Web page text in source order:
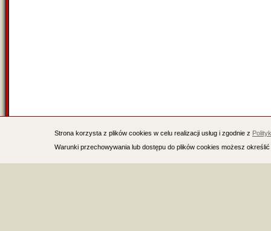
Strona korzysta z plików cookies w celu realizacji usług i zgodnie z
Warunki przechowywania lub dostępu do plików cookies możesz